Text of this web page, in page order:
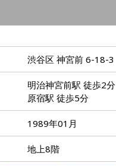
渋谷区 神宮前 6-18-3
明治神宮前駅 徒歩2分
原宿駅 徒歩5分
1989年01月
地上8階